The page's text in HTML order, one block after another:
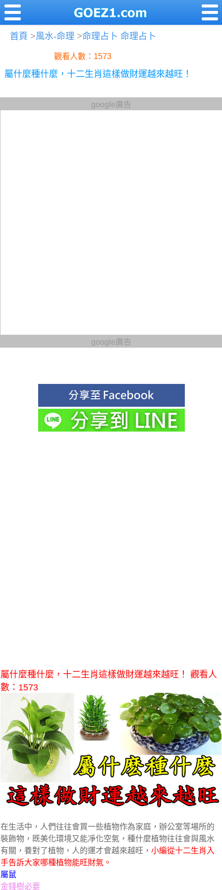
首頁 >風水-命理 >命理占卜 命理占卜
觀看人數：1573
屬什麼種什麼，十二生肖這樣做財運越來越旺！
google廣告
google廣告
屬什麼種什麼，十二生肖這樣做財運越來越旺！ 觀看人
數：1573
在生活中，人們往往會買一些植物作為家庭，辦公室等場所的
裝飾物，既美化環境又能凈化空氣，種什麼植物往往會與風水
有關，養對了植物，人的運才會越來越旺， 小編從十二生肖入
手告訴大家哪種植物能旺財氣。
屬鼠
金錢樹必要